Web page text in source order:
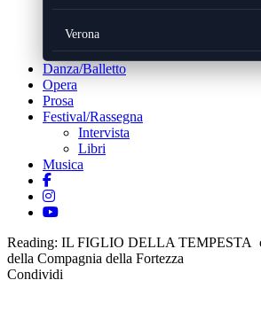
Verona
Danza/Balletto
Opera
Prosa
Festival/Rassegna
Intervista
Libri
Musica
Reading: IL FIGLIO DELLA TEMPESTA
della Compagnia della Fortezza
Condividi